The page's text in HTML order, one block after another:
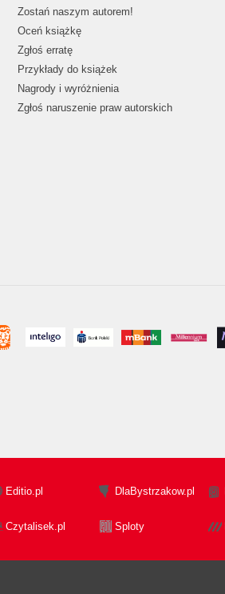
Zostań naszym autorem!
Oceń książkę
Zgłoś erratę
Przykłady do książek
Nagrody i wyróżnienia
Zgłoś naruszenie praw autorskich
Editio.pl DlaBystrzakow.pl
Czytalisek.pl Sploty